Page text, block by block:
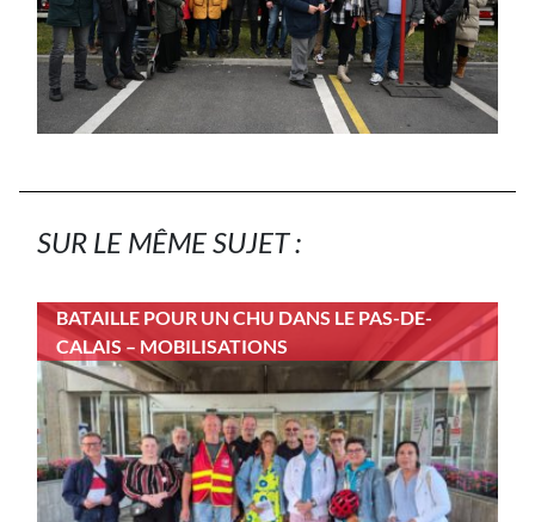
SUR LE MÊME SUJET :
BATAILLE POUR UN CHU DANS LE PAS-DE-
CALAIS – MOBILISATIONS